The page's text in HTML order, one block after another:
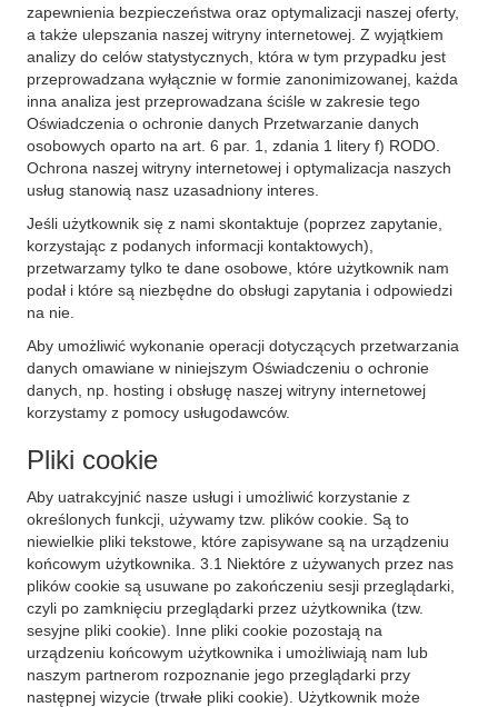
zapewnienia bezpieczeństwa oraz optymalizacji naszej oferty,
a także ulepszania naszej witryny internetowej. Z wyjątkiem
analizy do celów statystycznych, która w tym przypadku jest
przeprowadzana wyłącznie w formie zanonimizowanej, każda
inna analiza jest przeprowadzana ściśle w zakresie tego
Oświadczenia o ochronie danych Przetwarzanie danych
osobowych oparto na art. 6 par. 1, zdania 1 litery f) RODO.
Ochrona naszej witryny internetowej i optymalizacja naszych
usług stanowią nasz uzasadniony interes.
Jeśli użytkownik się z nami skontaktuje (poprzez zapytanie,
korzystając z podanych informacji kontaktowych),
przetwarzamy tylko te dane osobowe, które użytkownik nam
podał i które są niezbędne do obsługi zapytania i odpowiedzi
na nie.
Aby umożliwić wykonanie operacji dotyczących przetwarzania
danych omawiane w niniejszym Oświadczeniu o ochronie
danych, np. hosting i obsługę naszej witryny internetowej
korzystamy z pomocy usługodawców.
Pliki cookie
Aby uatrakcyjnić nasze usługi i umożliwić korzystanie z
określonych funkcji, używamy tzw. plików cookie. Są to
niewielkie pliki tekstowe, które zapisywane są na urządzeniu
końcowym użytkownika. 3.1 Niektóre z używanych przez nas
plików cookie są usuwane po zakończeniu sesji przeglądarki,
czyli po zamknięciu przeglądarki przez użytkownika (tzw.
sesyjne pliki cookie). Inne pliki cookie pozostają na
urządzeniu końcowym użytkownika i umożliwiają nam lub
naszym partnerom rozpoznanie jego przeglądarki przy
następnej wizycie (trwałe pliki cookie). Użytkownik może